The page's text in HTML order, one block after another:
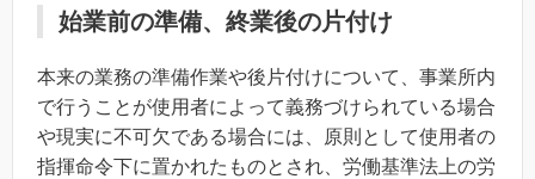
始業前の準備、終業後の片付け
本来の業務の準備作業や後片付けについて、事業所内
で行うことが使用者によって義務づけられている場合
や現実に不可欠である場合には、原則として使用者の
指揮命令下に置かれたものとされ、労働基準法上の労